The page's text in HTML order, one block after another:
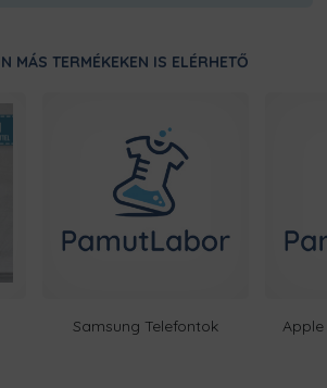
bosszankodnod.
Ezt a terméket a kínálatunkban
MÁS TERMÉKEKEN IS ELÉRHETŐ
Samsung Telefontok Apple